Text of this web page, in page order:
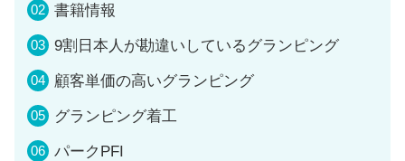
書籍情報
9割日本人が勘違いしているグランピング
顧客単価の高いグランピング
グランピング着工
パークPFI